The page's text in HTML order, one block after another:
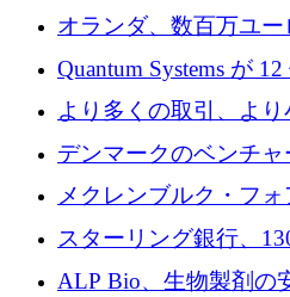
ウェア層
オランダ、数百万ユ
との提携で軍用ドロー
ースト戦略を採用
Quantum Systems が
米国の主要取引所で
る、6 月に欧州のスタ
より多くの取引、よ
年 6 月に欧州のスタ
デンマークのベンチ
ンタム・キャピタル
を確保
メクレンブルク・フ
Nextcloud を州全体に
戦略を拡大
スターリング銀行、
ALP Bio、生物製剤の